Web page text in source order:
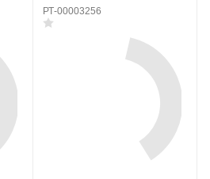
РТ-00003256